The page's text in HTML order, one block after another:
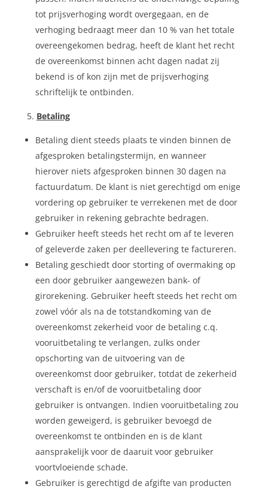
tot prijsverhoging wordt overgegaan, en de
verhoging bedraagt meer dan 10 % van het totale
overeengekomen bedrag, heeft de klant het recht
de overeenkomst binnen acht dagen nadat zij
bekend is of kon zijn met de prijsverhoging
schriftelijk te ontbinden.
Betaling
Betaling dient steeds plaats te vinden binnen de
afgesproken betalingstermijn, en wanneer
hierover niets afgesproken binnen 30 dagen na
factuurdatum. De klant is niet gerechtigd om enige
vordering op gebruiker te verrekenen met de door
gebruiker in rekening gebrachte bedragen.
Gebruiker heeft steeds het recht om af te leveren
of geleverde zaken per deellevering te factureren.
Betaling geschiedt door storting of overmaking op
een door gebruiker aangewezen bank- of
girorekening. Gebruiker heeft steeds het recht om
zowel vóór als na de totstandkoming van de
overeenkomst zekerheid voor de betaling c.q.
vooruitbetaling te verlangen, zulks onder
opschorting van de uitvoering van de
overeenkomst door gebruiker, totdat de zekerheid
verschaft is en/of de vooruitbetaling door
gebruiker is ontvangen. Indien vooruitbetaling zou
worden geweigerd, is gebruiker bevoegd de
overeenkomst te ontbinden en is de klant
aansprakelijk voor de daaruit voor gebruiker
voortvloeiende schade.
Gebruiker is gerechtigd de afgifte van producten